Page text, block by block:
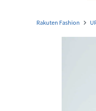
Rakuten Fashion navigate_next